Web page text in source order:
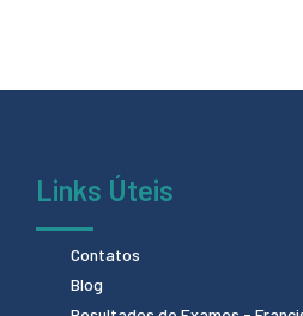
Links Úteis
Contatos
Blog